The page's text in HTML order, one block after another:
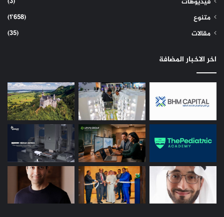
فيديوهات
متنوع
(1٬658)
مقالات
(35)
اخر الاخبار المضافة